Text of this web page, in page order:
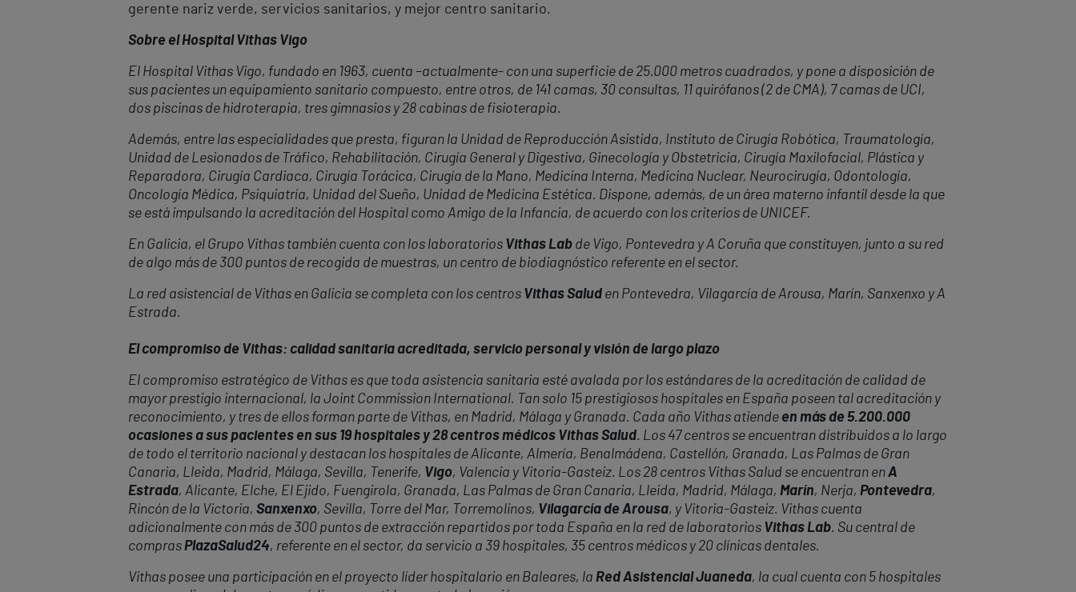
gerente nariz verde, servicios sanitarios, y mejor centro sanitario.
Sobre el Hospital Vithas Vigo
El Hospital Vithas Vigo, fundado en 1963, cuenta –actualmente- con una superficie de 25.000 metros cuadrados, y pone a disposición de
sus pacientes un equipamiento sanitario compuesto, entre otros, de 141 camas, 30 consultas, 11 quirófanos (2 de CMA), 7 camas de UCI,
dos piscinas de hidroterapia, tres gimnasios y 28 cabinas de fisioterapia.
Además, entre las especialidades que presta, figuran la Unidad de Reproducción Asistida, Instituto de Cirugía Robótica, Traumatología,
Unidad de Lesionados de Tráfico, Rehabilitación, Cirugía General y Digestiva, Ginecología y Obstetricia, Cirugía Maxilofacial, Plástica y
Reparadora, Cirugía Cardiaca, Cirugía Torácica, Cirugía de la Mano, Medicina Interna, Medicina Nuclear, Neurocirugía, Odontología,
Oncología Médica, Psiquiatría, Unidad del Sueño, Unidad de Medicina Estética. Dispone, además, de un área materno infantil desde la que
se está impulsando la acreditación del Hospital como Amigo de la Infancia, de acuerdo con los criterios de UNICEF.
En Galicia, el Grupo Vithas también cuenta con los laboratorios Vithas Lab de Vigo, Pontevedra y A Coruña que constituyen, junto a su red
de algo más de 300 puntos de recogida de muestras, un centro de biodiagnóstico referente en el sector.
La red asistencial de Vithas en Galicia se completa con los centros Vithas Salud en Pontevedra, Vilagarcía de Arousa, Marín, Sanxenxo y A
Estrada.
El compromiso de Vithas: calidad sanitaria acreditada, servicio personal y visión de largo plazo
El compromiso estratégico de Vithas es que toda asistencia sanitaria esté avalada por los estándares de la acreditación de calidad de
mayor prestigio internacional, la Joint Commission International. Tan solo 15 prestigiosos hospitales en España poseen tal acreditación y
reconocimiento, y tres de ellos forman parte de Vithas, en Madrid, Málaga y Granada. Cada año Vithas atiende en más de 5.200.000
ocasiones a sus pacientes en sus 19 hospitales y 28 centros médicos Vithas Salud. Los 47 centros se encuentran distribuidos a lo largo
de todo el territorio nacional y destacan los hospitales de Alicante, Almería, Benalmádena, Castellón, Granada, Las Palmas de Gran
Canaria, Lleida, Madrid, Málaga, Sevilla, Tenerife, Vigo, Valencia y Vitoria-Gasteiz. Los 28 centros Vithas Salud se encuentran enA
Estrada, Alicante, Elche, El Ejido, Fuengirola, Granada, Las Palmas de Gran Canaria, Lleida, Madrid, Málaga, Marín, Nerja, Pontevedra,
Rincón de la Victoria, Sanxenxo, Sevilla, Torre del Mar, Torremolinos, Vilagarcía de Arousa, y Vitoria-Gasteiz. Vithas cuenta
adicionalmente con más de 300 puntos de extracción repartidos por toda España en la red de laboratorios Vithas Lab. Su central de
comprasPlazaSalud24, referente en el sector, da servicio a 39 hospitales, 35 centros médicos y 20 clínicas dentales.
Vithas posee una participación en el proyecto líder hospitalario en Baleares, la Red Asistencial Juaneda, la cual cuenta con 5 hospitales